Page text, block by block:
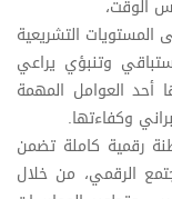
الوقت،
المستويات التشريعية
وتنبؤي يراعي
أحد العوامل المهمة
وكفاءتها.
رقمية كاملة تضمن
الرقمي، من خلال